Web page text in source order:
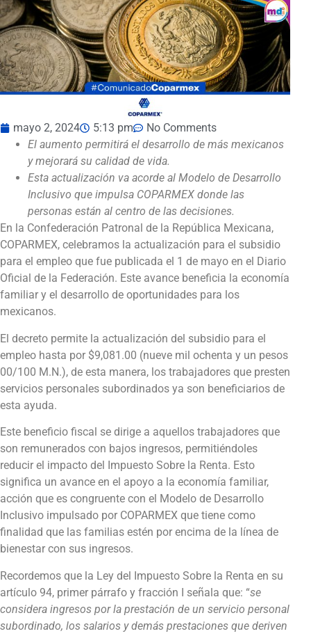
mayo 2, 2024 5:13 pm
No Comments
El aumento permitirá el desarrollo de más mexicanos
y mejorará su calidad de vida.
Esta actualización va acorde al Modelo de Desarrollo
Inclusivo que impulsa COPARMEX donde las
personas están al centro de las decisiones.
En la Confederación Patronal de la República Mexicana,
COPARMEX, celebramos la actualización para el subsidio
para el empleo que fue publicada el 1 de mayo en el Diario
Oficial de la Federación. Este avance beneficia la economía
familiar y el desarrollo de oportunidades para los
mexicanos.
El decreto permite la actualización del subsidio para el
empleo hasta por $9,081.00 (nueve mil ochenta y un pesos
00/100 M.N.), de esta manera, los trabajadores que presten
servicios personales subordinados ya son beneficiarios de
esta ayuda.
Este beneficio fiscal se dirige a aquellos trabajadores que
son remunerados con bajos ingresos, permitiéndoles
reducir el impacto del Impuesto Sobre la Renta. Esto
significa un avance en el apoyo a la economía familiar,
acción que es congruente con el Modelo de Desarrollo
Inclusivo impulsado por COPARMEX que tiene como
finalidad que las familias estén por encima de la línea de
bienestar con sus ingresos.
Recordemos que la Ley del Impuesto Sobre la Renta en su
artículo 94, primer párrafo y fracción I señala que: “se
considera ingresos por la prestación de un servicio personal
subordinado, los salarios y demás prestaciones que deriven